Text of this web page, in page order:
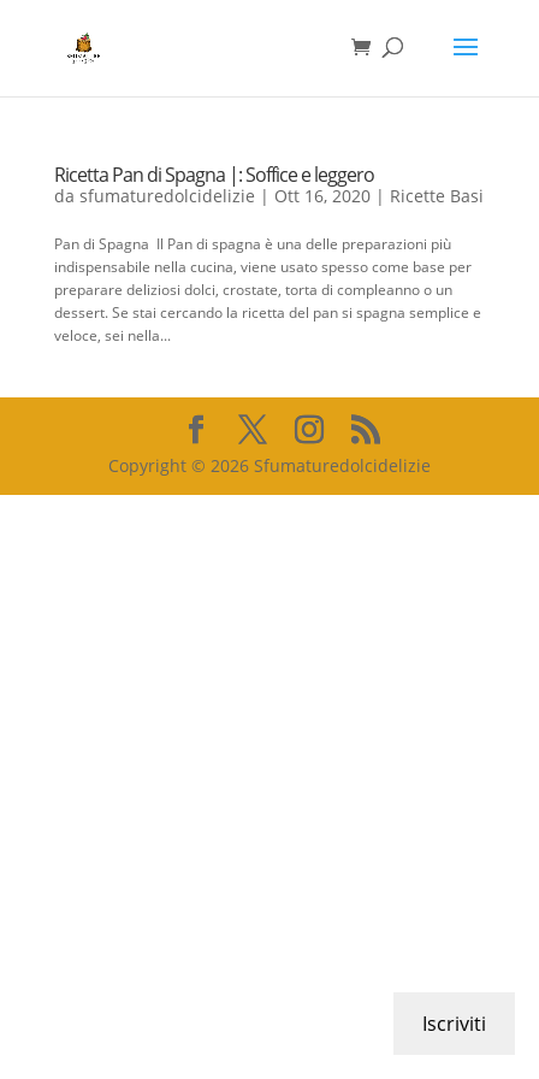
Ricetta Pan di Spagna |: Soffice e leggero
da sfumaturedolcidelizie | Ott 16, 2020| Ricette Basi
Pan di Spagna Il Pan di spagna è una delle preparazioni più
indispensabile nella cucina, viene usato spesso come base per
preparare deliziosi dolci, crostate, torta di compleanno o un
dessert. Se stai cercando la ricetta del pan si spagna semplice e
veloce, sei nella...
Copyright © 2026 Sfumaturedolcidelizie
Iscriviti